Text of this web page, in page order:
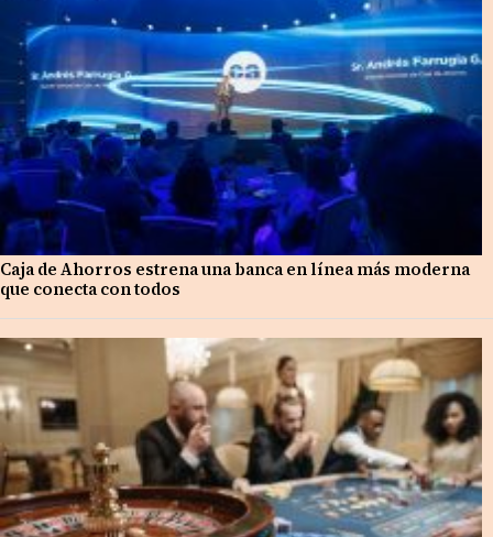
Caja de Ahorros estrena una banca en línea más moderna
que conecta con todos